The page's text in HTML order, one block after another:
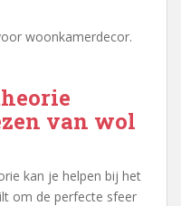
van wol
kan je helpen bij het
om de perfecte sfeer